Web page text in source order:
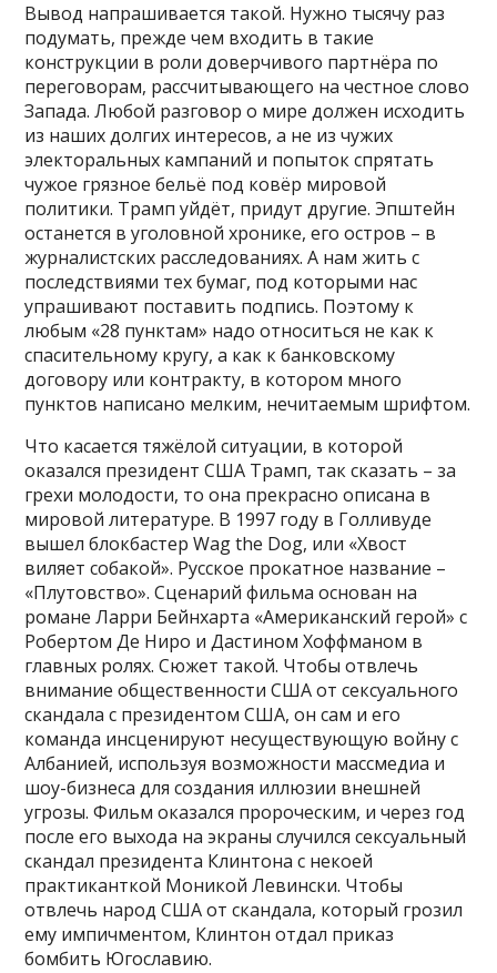
Вывод напрашивается такой. Нужно тысячу раз
подумать, прежде чем входить в такие
конструкции в роли доверчивого партнёра по
переговорам, рассчитывающего на честное слово
Запада. Любой разговор о мире должен исходить
из наших долгих интересов, а не из чужих
электоральных кампаний и попыток спрятать
чужое грязное бельё под ковёр мировой
политики. Трамп уйдёт, придут другие. Эпштейн
останется в уголовной хронике, его остров – в
журналистских расследованиях. А нам жить с
последствиями тех бумаг, под которыми нас
упрашивают поставить подпись. Поэтому к
любым «28 пунктам» надо относиться не как к
спасительному кругу, а как к банковскому
договору или контракту, в котором много
пунктов написано мелким, нечитаемым шрифтом.
Что касается тяжёлой ситуации, в которой
оказался президент США Трамп, так сказать – за
грехи молодости, то она прекрасно описана в
мировой литературе. В 1997 году в Голливуде
вышел блокбастер Wag the Dog, или «Хвост
виляет собакой». Русское прокатное название –
«Плутовство». Сценарий фильма основан на
романе Ларри Бейнхарта «Американский герой» с
Робертом Де Ниро и Дастином Хоффманом в
главных ролях. Сюжет такой. Чтобы отвлечь
внимание общественности США от сексуального
скандала с президентом США, он сам и его
команда инсценируют несуществующую войну с
Албанией, используя возможности массмедиа и
шоу-бизнеса для создания иллюзии внешней
угрозы. Фильм оказался пророческим, и через год
после его выхода на экраны случился сексуальный
скандал президента Клинтона с некоей
практиканткой Моникой Левински. Чтобы
отвлечь народ США от скандала, который грозил
ему импичментом, Клинтон отдал приказ
бомбить Югославию.